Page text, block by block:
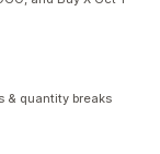
& quantity breaks